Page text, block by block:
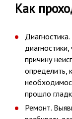
Как
причину
определить,
прошло
Ремонт.